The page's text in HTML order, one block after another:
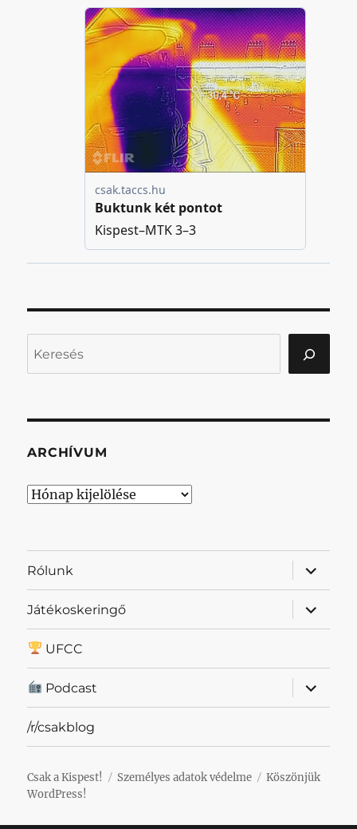
ARCHÍVUM
Archívum
Rólunk
almenü
Játékoskeringő
almenü
UFCC
Podcast
almenü
/r/csakblog
Csak a Kispest! Személyes adatok védelme
Köszönjük
WordPress!